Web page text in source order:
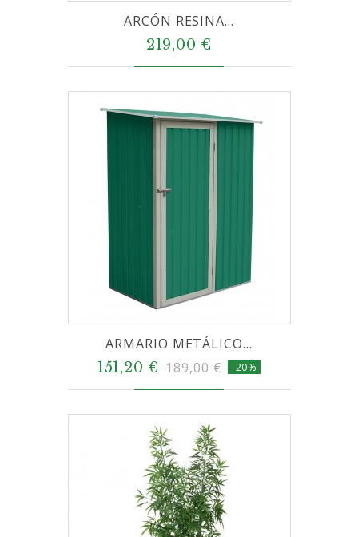
ARCÓN RESINA...
219,00 €
ARMARIO METÁLICO...
151,20 € 189,00 € -20%